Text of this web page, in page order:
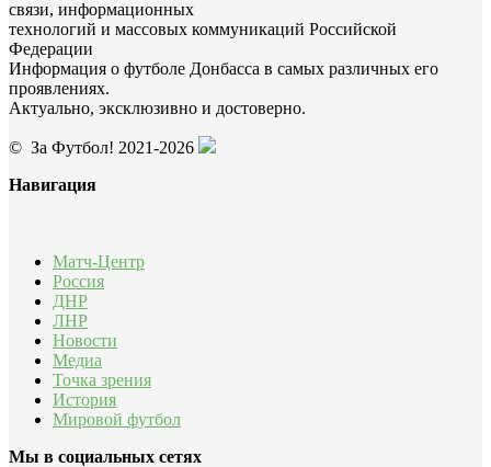
связи, информационных
технологий и массовых коммуникаций Российской
Федерации
Информация о футболе Донбасса в самых различных его
проявлениях.
Актуально, эксклюзивно и достоверно.
© За Футбол! 2021-2026
Навигация
Матч-Центр
Россия
ДНР
ЛНР
Новости
Медиа
Точка зрения
История
Мировой футбол
Мы в социальных сетях